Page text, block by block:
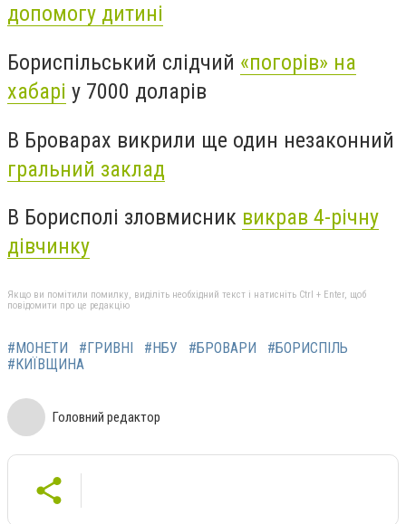
допомогу дитині
Бориспільський слідчий «погорів» на
хабарі у 7000 доларів
В Броварах викрили ще один незаконний
гральний заклад
В Борисполі зловмисник викрав 4-річну
дівчинку
Якщо ви помітили помилку, виділіть необхідний текст і натисніть Ctrl + Enter, щоб
повідомити про це редакцію
#МОНЕТИ #ГРИВНІ #НБУ #БРОВАРИ
#БОРИСПІЛЬ
#КИЇВЩИНА
Головний редактор